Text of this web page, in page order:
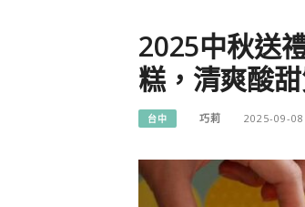
2025中秋送
糕，清爽酸
台中 巧莉 2025-09-08